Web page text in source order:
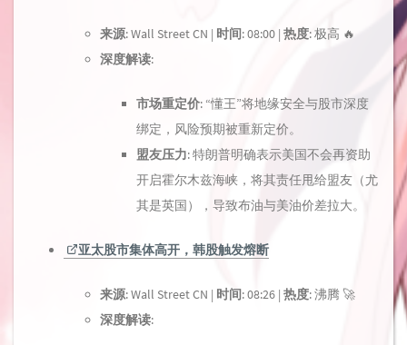
来源: Wall Street CN | 时间: 08:00 | 热度: 极高 🔥
深度解读:
市场重定价: “懂王”将地缘安全与股市深度
绑定，风险预期被重新定价。
盟友压力: 特朗普明确表示美国不会再资助
开启霍尔木兹海峡，将其责任甩给盟友（尤
其是英国），导致布油与美油价差拉大。
亚太股市集体高开，韩股触发熔断
来源: Wall Street CN | 时间: 08:26 | 热度: 沸腾 🚀
深度解读: